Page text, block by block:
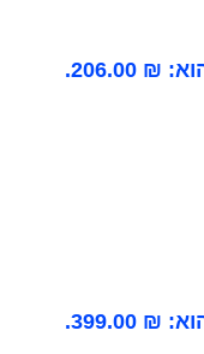
206.00.
399.00.